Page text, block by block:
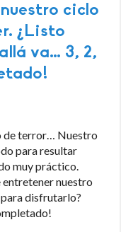
ciclo
¿Listo
va… 3, 2,
de terror… Nuestro
para resultar
muy práctico.
entretener nuestro
disfrutarlo?